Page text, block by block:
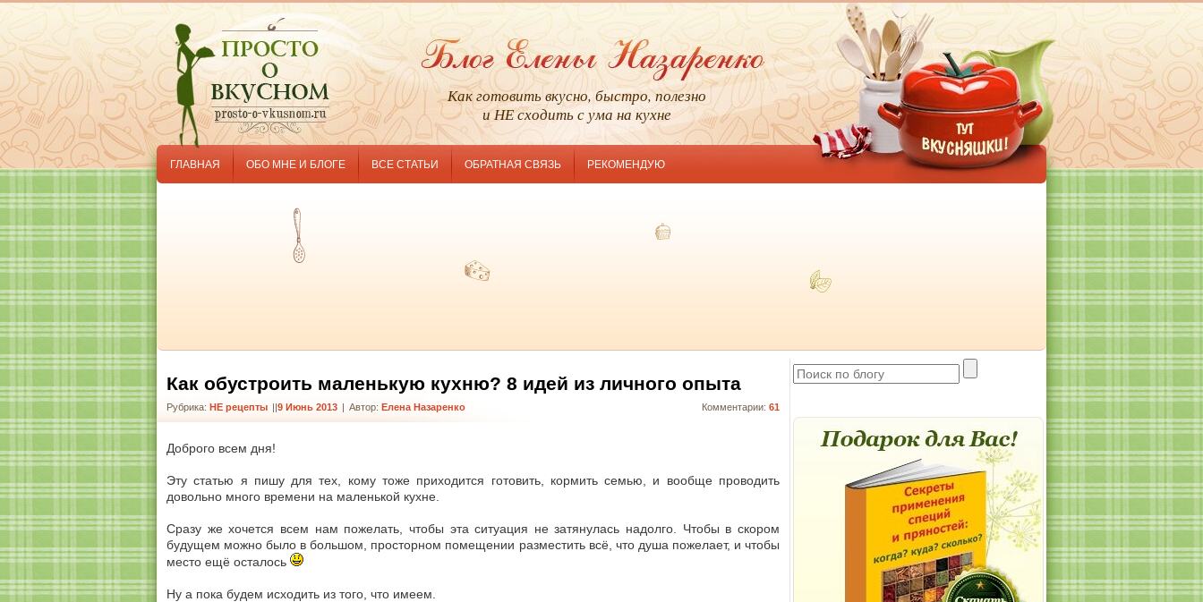
Как готовить вкусно, быстро, полезно
и НЕ сходить с ума на кухне
ГЛАВНАЯ ОБО МНЕ И БЛОГЕ ВСЕ СТАТЬИ ОБРАТНАЯ СВЯЗЬ РЕКОМЕНДУЮ
Как обустроить маленькую кухню? 8 идей из личного опыта
Комментарии: 61
Рубрика: НЕ рецепты | 9 Июнь 2013 | Автор: Елена Назаренко
Доброго всем дня!
Эту статью я пишу для тех, кому тоже приходится готовить, кормить семью, и вообще проводить
довольно много времени на маленькой кухне.
Сразу же хочется всем нам пожелать, чтобы эта ситуация не затянулась надолго. Чтобы в скором
будущем можно было в большом, просторном помещении разместить всё, что душа пожелает, и чтобы
место ещё осталось
Ну а пока будем исходить из того, что имеем.